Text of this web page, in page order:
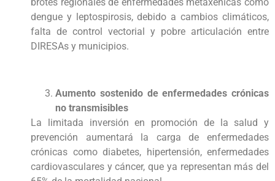
dengue y leptospirosis, debido a cambios climáticos,
falta de control vectorial y pobre articulación entre
DIRESAs y municipios.
Aumento sostenido de enfermedades crónicas
no transmisibles
La limitada inversión en promoción de la salud y
prevención aumentará la carga de enfermedades
crónicas como diabetes, hipertensión, enfermedades
cardiovasculares y cáncer, que ya representan más del